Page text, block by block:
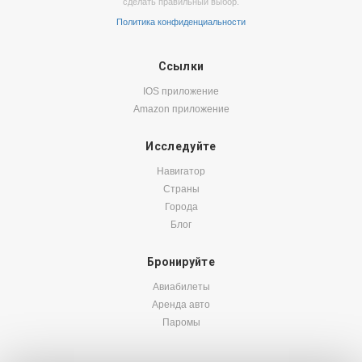
Политика конфиденциальности
Ссылки
IOS приложение
Amazon приложение
Исследуйте
Навигатор
Страны
Города
Блог
Бронируйте
Авиабилеты
Аренда авто
Паромы